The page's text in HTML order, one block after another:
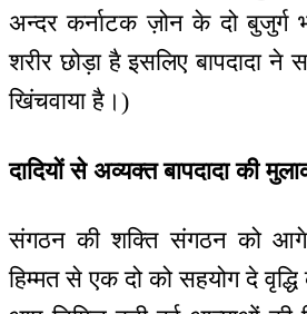
अन्दर कर्नाटक ज़ोन के दो बुजुर्ग
शरीर छोड़ा है इसलिए बापदादा
खिंचवाया है।)
दादियों से अव्यक्त बापदादा की
संगठन की शक्ति संगठन को आगे
हिम्मत से एक दो को सहयोग दे वृद्धि